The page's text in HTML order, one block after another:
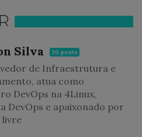
Silva 20 posts
de Infraestrutura e
atua como
DevOps na 4Linux,
DevOps e apaixonado por
livre